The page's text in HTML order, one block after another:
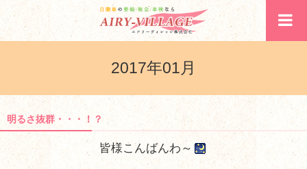
2017年01月
明るさ抜群・・・！？
皆様こんばんわ～